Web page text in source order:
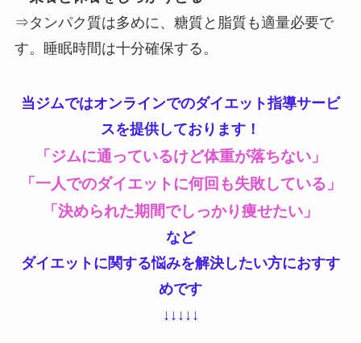
⇒タンパク質は多めに、糖質と脂質も適量必要で
す。睡眠時間は十分確保する。
当ジムではオンラインでのダイエット指導サービ
スを提供しております！
「ジムに通っているけど体重が落ちない」
「一人でのダイエットに何回も失敗している」
「決められた期間でしっかり痩せたい」
など
ダイエットに関する悩みを解決したい方におすす
めです
↓↓↓↓↓